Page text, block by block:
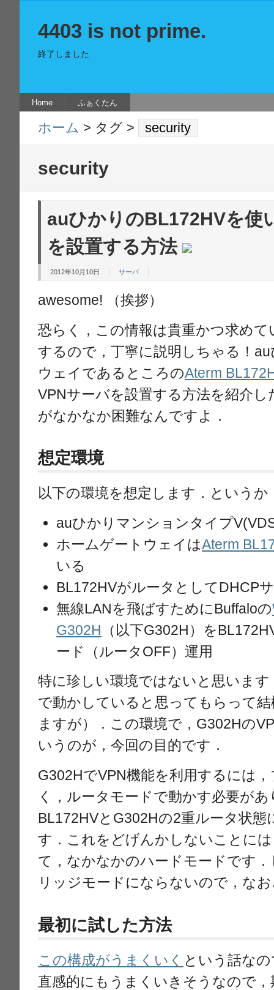
4403 is not prime.
終了しました
Home ふぁくたん
ホーム > タグ > security
security
auひかりのBL172HVを使
を設置する方法
2012年10月10日 サーバ
awesome! （挨拶）
恐らく，この情報は貴重かつ求め
するので，丁寧に説明しちゃる！
ウェイであるところのAterm
VPNサーバを設置する方法を紹介
がなかなか困難なんですよ．
想定環境
以下の環境を想定します．という
auひかりマンションタイプ
ホームゲートウェイはAterm
いる
BL172HVがルータとしてDHCP
無線LANを飛ばすためにBuffaloの
G302H （以下G302H）を
ード（ルータOFF）運用
特に珍しい環境ではないと思います
で動かしていると思ってもらって
ますが）．この環境で，G302Hの
いうのが，今回の目的です．
G302HでVPN機能を利用するには
く，ルータモードで動かす必要が
BL172HVとG302Hの2重ルータ状
す．これをどげんかしないことに
て，なかなかのハードモードです
リッジモードにならないので，な
最初に試した方法
この構成がうまくいく という話な
直感的にもうまくいきそうなので